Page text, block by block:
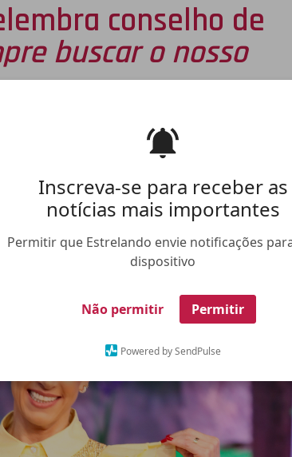
Inscreva-se para receber as
notícias mais importantes
Permitir que Estrelando envie notificações
dispositivo
Não permitir Permitir
Powered by SendPulse
conselho de
buscar o nosso
as irmãs
CONOSCO ANUNCIE NO ESTRELANDO